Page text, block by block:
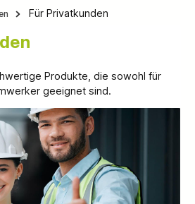
Für Privatkunden
Produkte, die sowohl für
geeignet sind.